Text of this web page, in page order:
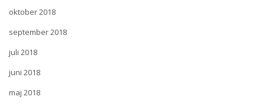
oktober 2018
september 2018
juli 2018
juni 2018
maj 2018